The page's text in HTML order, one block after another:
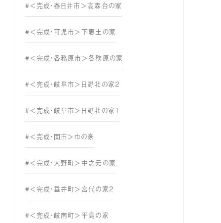
#＜完成・春日井市＞高森台の家
#＜完成・可児市＞下恵土の家
#＜完成・各務原市＞各務原の家
#＜完成・岐阜市＞日野北の家２
#＜完成・岐阜市＞日野北の家１
#＜完成・関市＞巾の家
#＜完成・大野町＞中之元の家
#＜完成・垂井町＞宮代の家２
#＜完成・岐南町＞平島の家